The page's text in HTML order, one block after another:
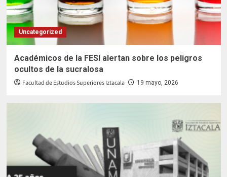
Uncategorized
Académicos de la FESI alertan sobre los peligros
ocultos de la sucralosa
Facultad de Estudios Superiores Iztacala 19 mayo, 2026